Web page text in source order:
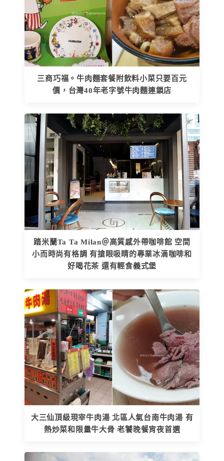
三商巧福。牛肉麵套餐附飲料小菜只要百元
價，台灣40年老字號牛肉麵連鎖店
踏米蘭Ta Ta Milan＠高質感外帶咖啡館 空間
小而時尚有格調 有搶眼吸睛的專業冰滴咖啡和
好喝花茶 還有輕食義式堡
大三仙頂級現宰牛肉湯 北區人氣台南牛肉湯 有
熱炒菜和限量牛大骨 老饕晚餐宵夜首選